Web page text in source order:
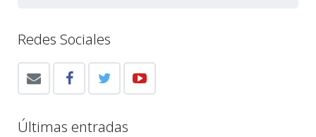
Redes Sociales
Últimas entradas